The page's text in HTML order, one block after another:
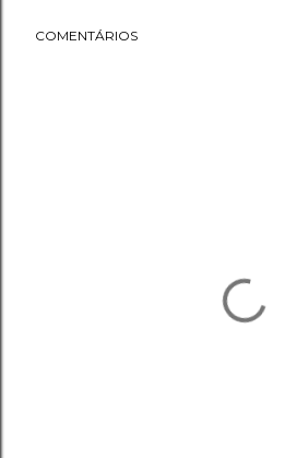
COMENTÁRIOS